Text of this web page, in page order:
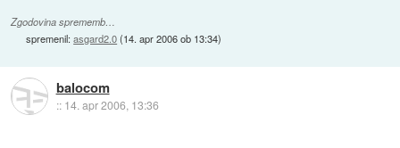
Zgodovina sprememb…
spremenil:asgard2.0(14. apr 2006 ob 13:34)
balocom
:: 14. apr 2006, 13:36